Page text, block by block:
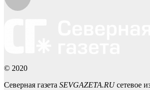
© 2020
Северная газета SEVGAZETA.RUсетевое